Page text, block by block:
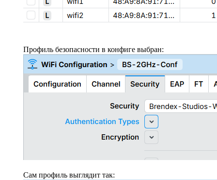
Профиль безопасности в конфиге выбран:
Сам профиль выглядит так: